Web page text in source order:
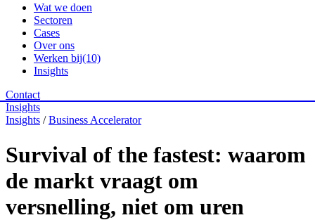
Wat we doen
Sectoren
Cases
Over ons
Werken bij(10)
Insights
Contact
Insights
Insights /Business Accelerator
Survival of the fastest: waarom
de markt vraagt om
versnelling, niet om uren